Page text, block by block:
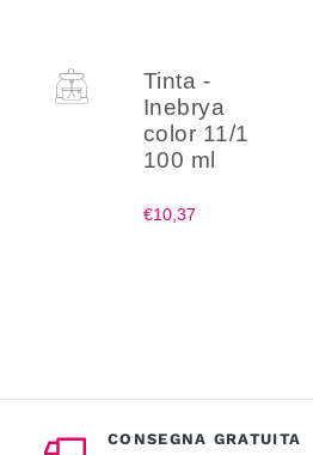
Tinta -
Inebrya
color 11/1
100 ml
€10,37
CONSEGNA GRATUITA